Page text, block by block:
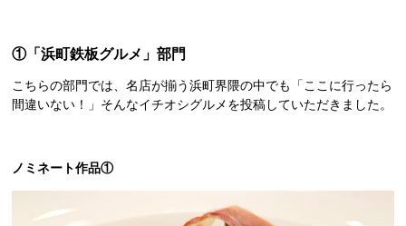
①「浜町鉄板グルメ」部門
こちらの部門では、名店が揃う浜町界隈の中でも「ここに行ったら
間違いない！」そんなイチオシグルメを投稿していただきました。
ノミネート作品①